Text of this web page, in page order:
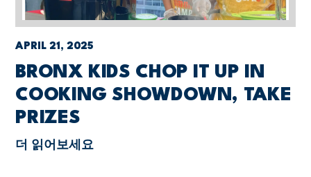
APRIL 21, 2025
BRONX KIDS CHOP IT UP IN
COOKING SHOWDOWN, TAKE
PRIZES
더 읽어보세요